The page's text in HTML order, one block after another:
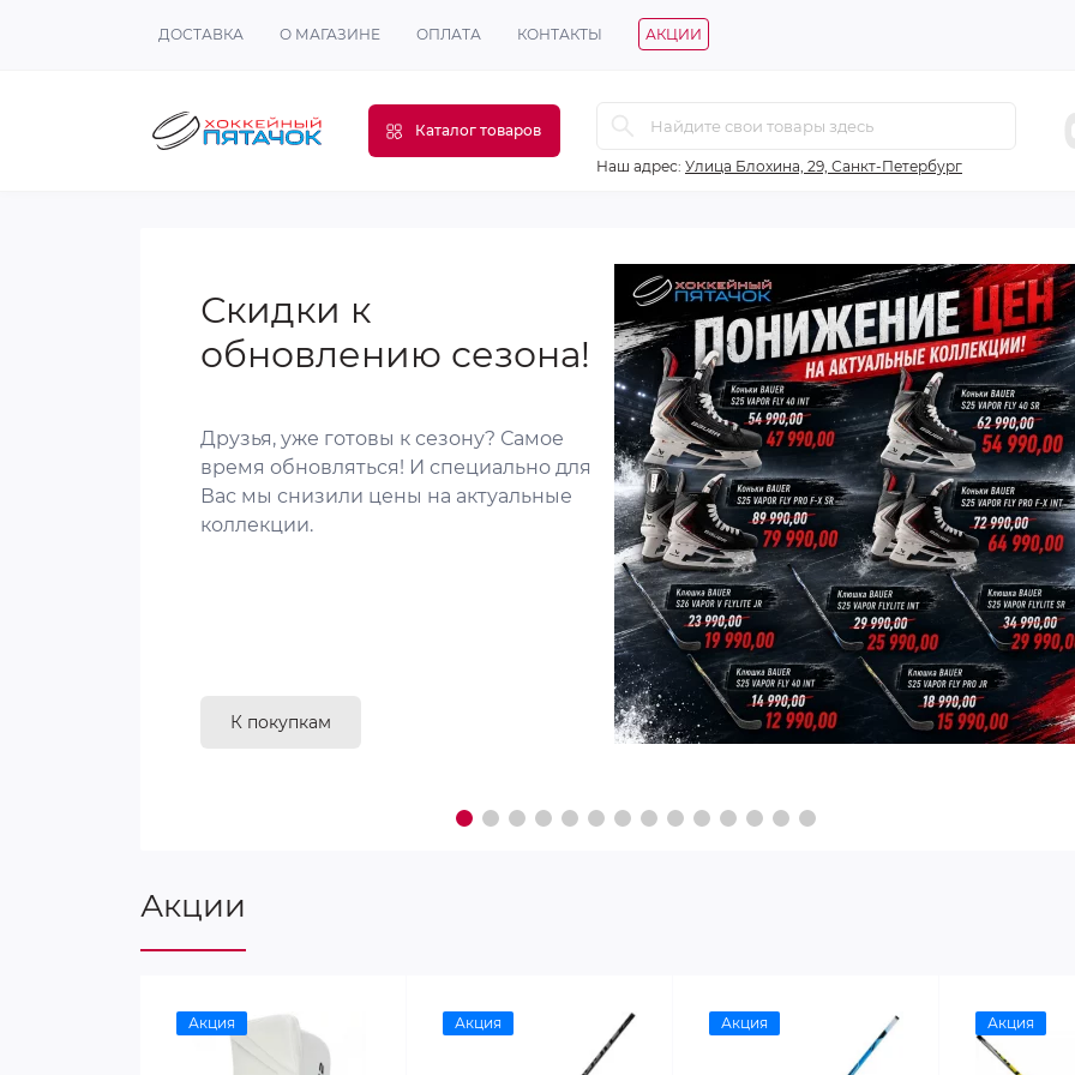
ДОСТАВКА О МАГАЗИНЕ ОПЛАТА КОНТАКТЫ АКЦИИ
Каталог товаров
Наш адрес: Улица Блохина, 29, Санкт-Петербург
Скидки к
обновлению сезона!
Друзья, уже готовы к сезону? Самое
время обновляться! И специально для
Вас мы снизили цены на актуальные
коллекции.
К покупкам
Скидка -17%
Клюшка CCM S22 TACKS AS
V PRO SR
36 550 ₽
30 490 ₽
Скидка -9%
Клюшка BAUER S20 3S
INT
14 290 ₽
12 990 ₽
Акции
Акция Акция Акция Акция